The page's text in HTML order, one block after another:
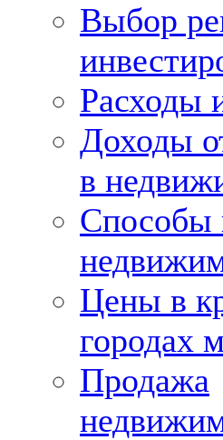
Выбор
Расходы
Доходы
в
Способы
Цены в
городах
Продажа